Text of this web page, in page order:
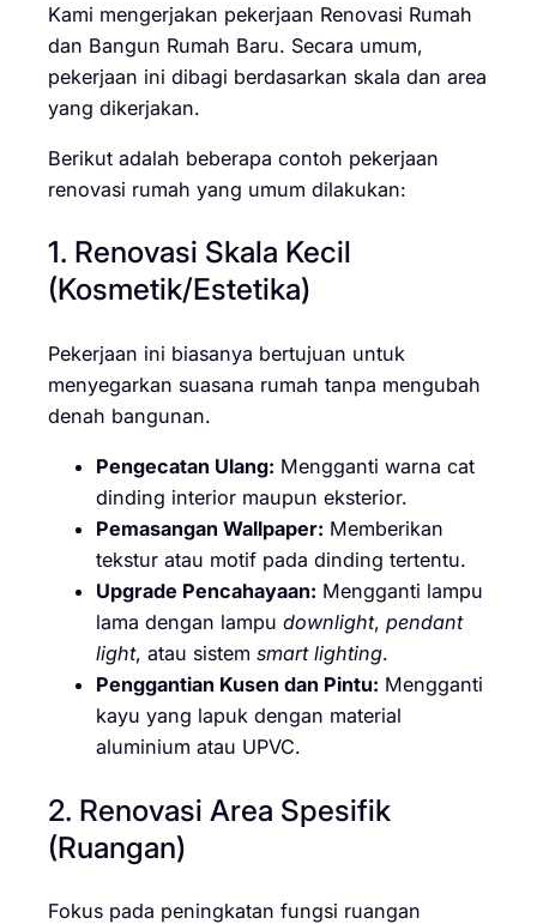
Kami mengerjakan pekerjaan Renovasi Rumah
dan Bangun Rumah Baru. Secara umum,
pekerjaan ini dibagi berdasarkan skala dan area
yang dikerjakan.
Berikut adalah beberapa contoh pekerjaan
renovasi rumah yang umum dilakukan:
1. Renovasi Skala Kecil
(Kosmetik/Estetika)
Pekerjaan ini biasanya bertujuan untuk
menyegarkan suasana rumah tanpa mengubah
denah bangunan.
Pengecatan Ulang: Mengganti warna cat
dinding interior maupun eksterior.
Pemasangan Wallpaper: Memberikan
tekstur atau motif pada dinding tertentu.
Upgrade Pencahayaan: Mengganti lampu
lama dengan lampu downlight, pendant
light, atau sistem smart lighting.
Penggantian Kusen dan Pintu: Mengganti
kayu yang lapuk dengan material
aluminium atau UPVC.
2. Renovasi Area Spesifik
(Ruangan)
Fokus pada peningkatan fungsi ruangan